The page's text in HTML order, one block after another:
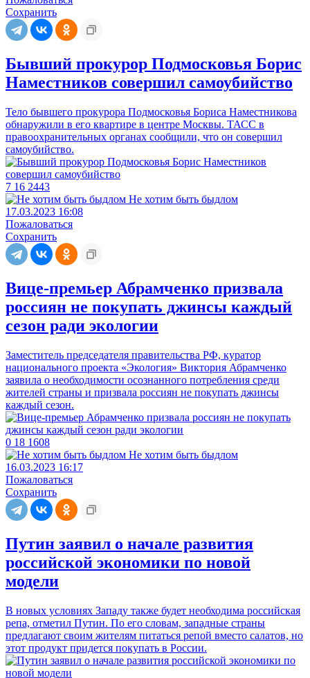
Сохранить
Бывший прокурор Подмосковья Борис
Наместников совершил самоубийство
Тело бывшего прокурора Подмосковья Бориса Наместникова
обнаружили в его квартире в центре Москвы. ТАСС в
правоохранительных органах сообщили, что он совершил
самоубийство.
7 16 2443
Не хотим быть быдлом
17.03.2023 16:08
Пожаловаться
Сохранить
Вице-премьер Абрамченко призвала
россиян не покупать джинсы каждый
сезон ради экологии
Заместитель председателя правительства РФ, куратор
национального проекта «Экология» Виктория Абрамченко
заявила о необходимости осознанного потребления среди
жителей страны и призвала россиян не покупать джинсы
каждый сезон.
0 18 1608
Не хотим быть быдлом
16.03.2023 16:17
Пожаловаться
Сохранить
Путин заявил о начале развития
российской экономики по новой
модели
В новых условиях Западу также будет необходима российская
репа, отметил Путин. По его словам, западные страны
предлагают своим жителям питаться репой вместо салатов, но
этот продукт придется покупать в России.